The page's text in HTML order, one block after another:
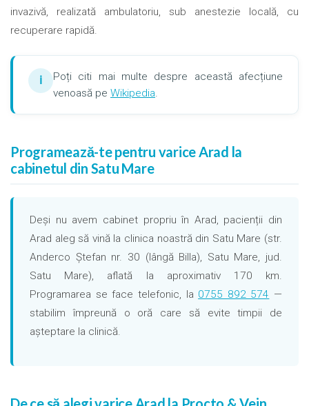
invazivă, realizată ambulatoriu, sub anestezie locală, cu
recuperare rapidă.
ℹ
Poți citi mai multe despre această afecțiune
venoasă pe Wikipedia.
Programează-te pentru varice Arad la
cabinetul din Satu Mare
Deși nu avem cabinet propriu în Arad, pacienții din
Arad aleg să vină la clinica noastră din Satu Mare (str.
Anderco Ștefan nr. 30 (lângă Billa), Satu Mare, jud.
Satu Mare), aflată la aproximativ 170 km.
Programarea se face telefonic, la 0755 892 574 —
stabilim împreună o oră care să evite timpii de
așteptare la clinică.